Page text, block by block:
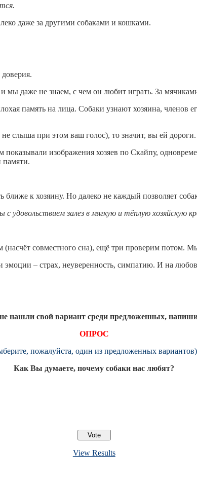
даже за другими собаками и кошками.
даже не знаем, с чем он любит играть. За мячиками
память на лица. Собаки узнают хозяина,
слыша при этом ваш голос), то значит, вы ей дороги.
показывали изображения хозяев по Скайпу,
памяти.
ближе к хозяину. Но далеко не каждый позволяет
залез в мягкую и тёплую
совместного сна), ещё три проверим потом.
эмоции – страх, неуверенность, симпатию. И на
нашли свой вариант среди предложенных,
ОПРОС
пожалуйста, один из предложенных вариантов)
Как Вы думаете, почему собаки нас любят?
View Results